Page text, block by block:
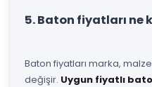
5. Baton fiyatları ne
Baton fiyatları marka,
değişir. Uygun fiyatlı